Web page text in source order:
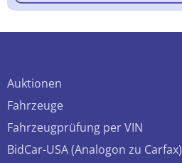
Auktionen
Fahrzeuge
Fahrzeugprüfung per VIN
BidCar-USA (Analogon zu Carfax)